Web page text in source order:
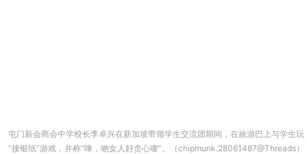
屯门新会商会中学校长李卓兴在新加坡带领学生交流团期间，在旅游巴上与学生玩
“接银纸”游戏，并称“嗱，啲女人好贪心㗎”。（chipmunk.28061487@Threads）